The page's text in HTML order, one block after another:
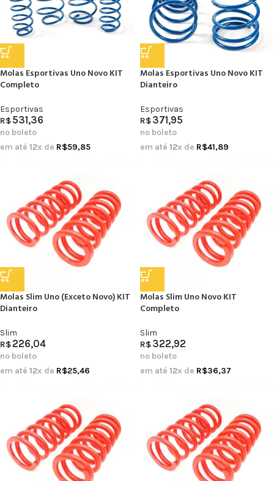
Molas Esportivas Uno Novo KIT
Completo
Esportivas
R$531,36
no boleto
em até 12x de R$59,85
Molas Esportivas Uno Novo KIT
Dianteiro
Esportivas
R$371,95
no boleto
em até 12x de R$41,89
Molas Slim Uno (Exceto Novo) KIT
Dianteiro
Slim
R$226,04
no boleto
em até 12x de R$25,46
Molas Slim Uno Novo KIT
Completo
Slim
R$322,92
no boleto
em até 12x de R$36,37